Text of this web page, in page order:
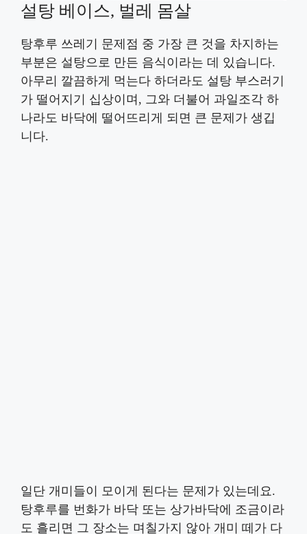
설탕 베이스, 벌레 몸살
탕후루 쓰레기 문제점 중 가장 큰 것을 차지하는
부분은 설탕으로 만든 음식이라는 데 있습니다.
아무리 깔끔하게 먹는다 하더라도 설탕 부스러기
가 떨어지기 십상이며, 그와 더불어 과일조각 하
나라도 바닥에 떨어뜨리게 되면 큰 문제가 생깁
니다.
일단 개미들이 모이게 된다는 문제가 있는데요.
탕후루를 번화가 바닥 또는 상가바닥에 조금이라
도 흘리면 그 장소는 며칠가지 않아 개미 떼가 다